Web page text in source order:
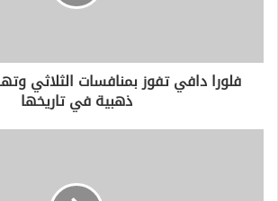
ر
فلورا دافي تفوز بمنافسات الثلاثي
ذهبية في تاريخها